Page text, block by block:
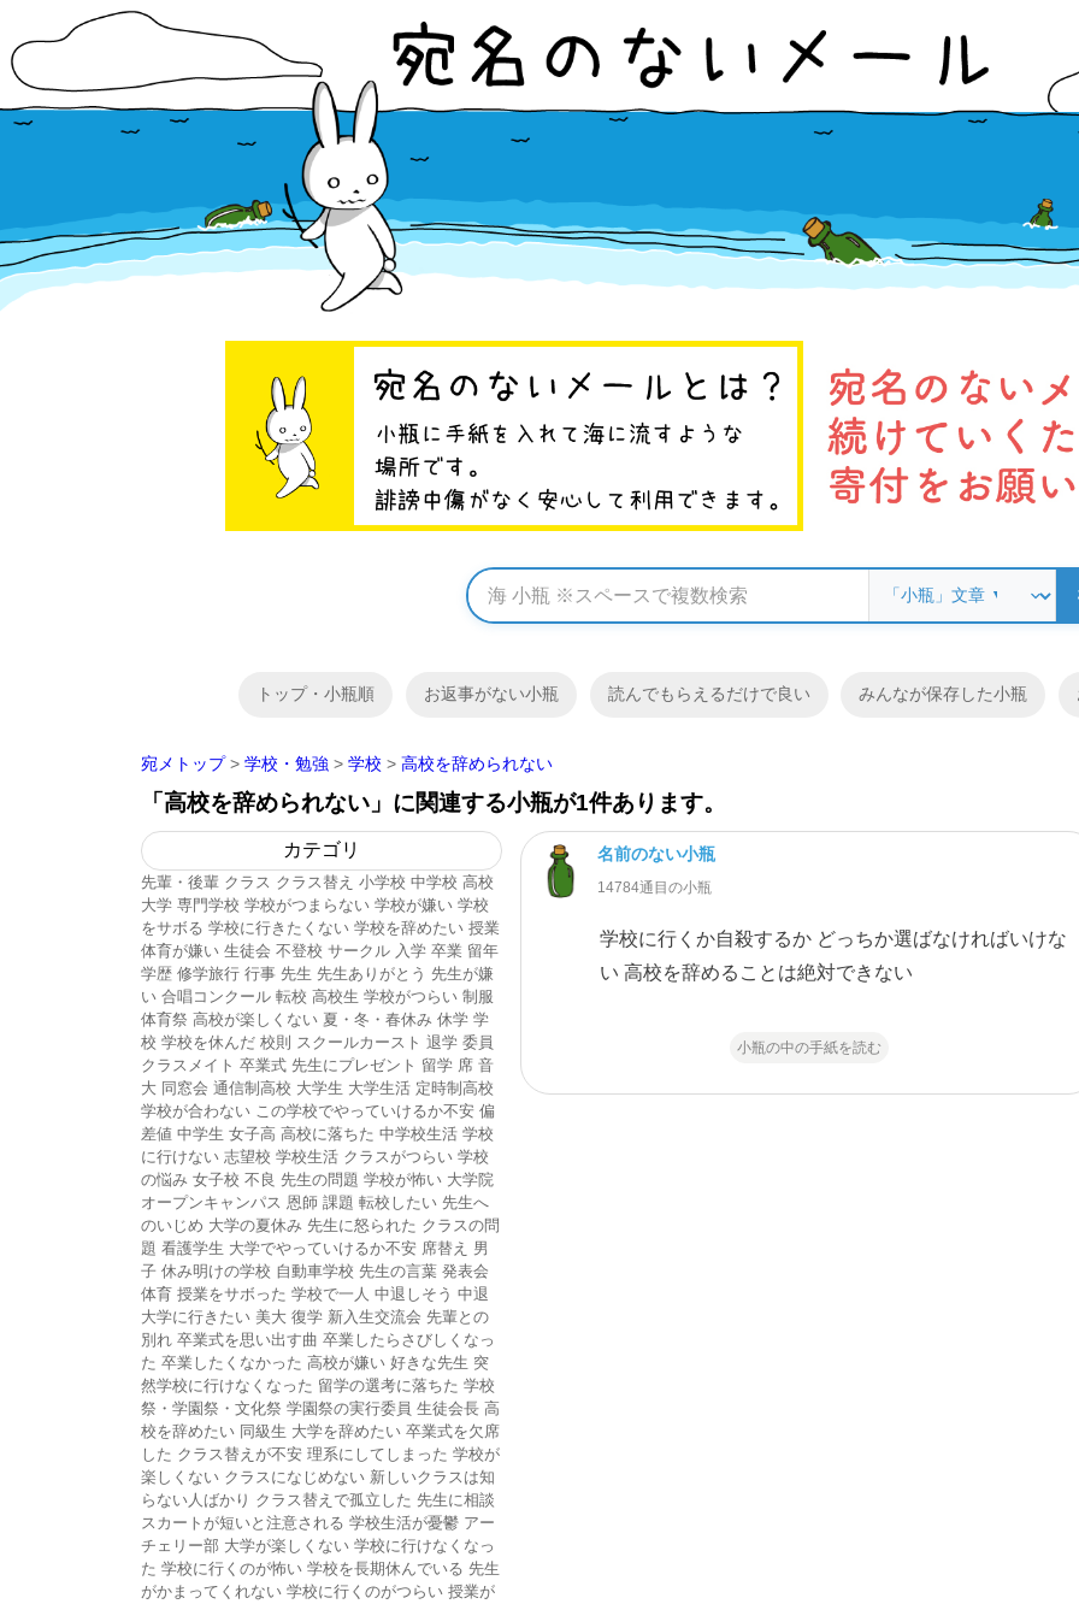
トップ・小瓶順 お返事がない小瓶 読んでもらえるだけで良い みんなが保存した小瓶
宛メトップ > 学校・勉強 > 学校 > 高校を辞められない
「高校を辞められない」に関連する小瓶が1件あります。
カテゴリ
先輩・後輩 クラス クラス替え 小学校 中学校 高校
大学 専門学校 学校がつまらない 学校が嫌い 学校
をサボる 学校に行きたくない 学校を辞めたい 授業
体育が嫌い 生徒会 不登校 サークル 入学 卒業 留年
学歴 修学旅行 行事 先生 先生ありがとう 先生が嫌
い 合唱コンクール 転校 高校生 学校がつらい 制服
体育祭 高校が楽しくない 夏・冬・春休み 休学 学
校 学校を休んだ 校則 スクールカースト 退学 委員
クラスメイト 卒業式 先生にプレゼント 留学 席 音
大 同窓会 通信制高校 大学生 大学生活 定時制高校
学校が合わない この学校でやっていけるか不安 偏
差値 中学生 女子高 高校に落ちた 中学校生活 学校
に行けない 志望校 学校生活 クラスがつらい 学校
の悩み 女子校 不良 先生の問題 学校が怖い 大学院
オープンキャンパス 恩師 課題 転校したい 先生へ
のいじめ 大学の夏休み 先生に怒られた クラスの問
題 看護学生 大学でやっていけるか不安 席替え 男
子 休み明けの学校 自動車学校 先生の言葉 発表会
体育 授業をサボった 学校で一人 中退しそう 中退
大学に行きたい 美大 復学 新入生交流会 先輩との
別れ 卒業式を思い出す曲 卒業したらさびしくなっ
た 卒業したくなかった 高校が嫌い 好きな先生 突
然学校に行けなくなった 留学の選考に落ちた 学校
祭・学園祭・文化祭 学園祭の実行委員 生徒会長 高
校を辞めたい 同級生 大学を辞めたい 卒業式を欠席
した クラス替えが不安 理系にしてしまった 学校が
楽しくない クラスになじめない 新しいクラスは知
らない人ばかり クラス替えで孤立した 先生に相談
スカートが短いと注意される 学校生活が憂鬱 アー
チェリー部 大学が楽しくない 学校に行けなくなっ
た 学校に行くのが怖い 学校を長期休んでいる 先生
がかまってくれない 学校に行くのがつらい 授業が
名前のない小瓶
14784通目の小瓶
学校に行くか自殺するか どっちか選ばなければいけな
い 高校を辞めることは絶対できない
小瓶の中の手紙を読む